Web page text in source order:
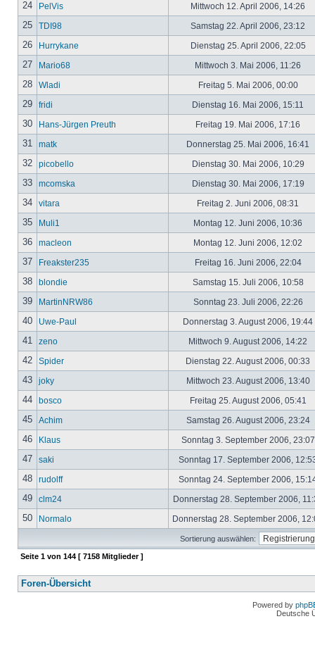
24 PelVis Mittwoch 12. April 2006, 14:26
25 TDI98 Samstag 22. April 2006, 23:12
26 Hurrykane Dienstag 25. April 2006, 22:05
27 Mario68 Mittwoch 3. Mai 2006, 11:26
28 Wladi Freitag 5. Mai 2006, 00:00
29 fridi Dienstag 16. Mai 2006, 15:11
30 Hans-Jürgen Preuth Freitag 19. Mai 2006, 17:16
31 matk Donnerstag 25. Mai 2006, 16:41
32 picobello Dienstag 30. Mai 2006, 10:29
33 mcomska Dienstag 30. Mai 2006, 17:19
34 vitara Freitag 2. Juni 2006, 08:31
35 Muli1 Montag 12. Juni 2006, 10:36
36 macleon Montag 12. Juni 2006, 12:02
37 Freakster235 Freitag 16. Juni 2006, 22:04
38 blondie Samstag 15. Juli 2006, 10:58
39 MartinNRW86 Sonntag 23. Juli 2006, 22:26
40 Uwe-Paul Donnerstag 3. August 2006, 19:44
41 zeno Mittwoch 9. August 2006, 14:22
42 Spider Dienstag 22. August 2006, 00:33
43 joky Mittwoch 23. August 2006, 13:40
44 bosco Freitag 25. August 2006, 05:41
45 Achim Samstag 26. August 2006, 23:24
46 Klaus Sonntag 3. September 2006,
47 saki Sonntag 17. September 2006,
48 rudolff Sonntag 24. September 2006,
49 clm24 Donnerstag 28. September 2006,
50 Normalo Donnerstag 28. September 2006,
Sortierung auswählen:
Seite 1 von 144 [ 7158 Mitglieder ]
Foren-Übersicht
Powered by
Deutsche